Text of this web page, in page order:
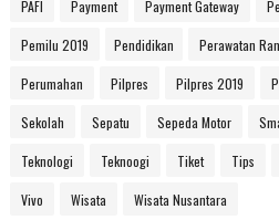
PAFI Payment Payment Gateway
Pemilu 2019 Pendidikan Perawatan
Perumahan Pilpres Pilpres 2019
Sekolah Sepatu Sepeda Motor
Teknologi Teknoogi Tiket Tips
Vivo Wisata Wisata Nusantara